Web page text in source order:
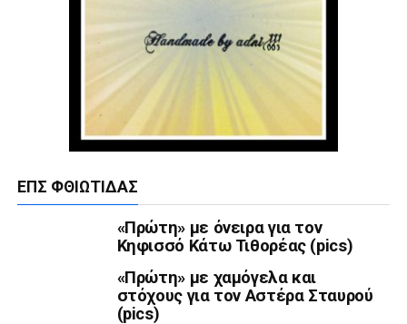
ΕΠΣ ΦΘΙΏΤΙΔΑΣ
«Πρώτη» με όνειρα για τον
Κηφισσό Κάτω Τιθορέας (pics)
«Πρώτη» με χαμόγελα και
στόχους για τον Αστέρα Σταυρού
(pics)